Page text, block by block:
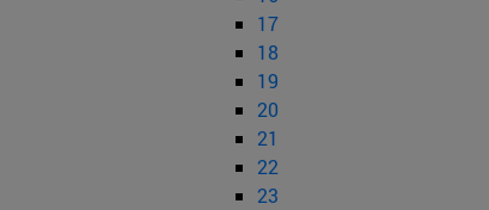
17
18
19
20
21
22
23